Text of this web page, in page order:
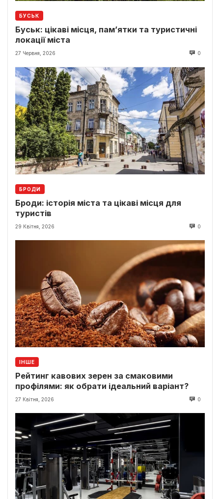
БУСЬК
Буськ: цікаві місця, пам’ятки та туристичні
локації міста
27 Червня, 2026 0
БРОДИ
Броди: історія міста та цікаві місця для
туристів
29 Квітня, 2026 0
ІНШЕ
Рейтинг кавових зерен за смаковими
профілями: як обрати ідеальний варіант?
27 Квітня, 2026 0